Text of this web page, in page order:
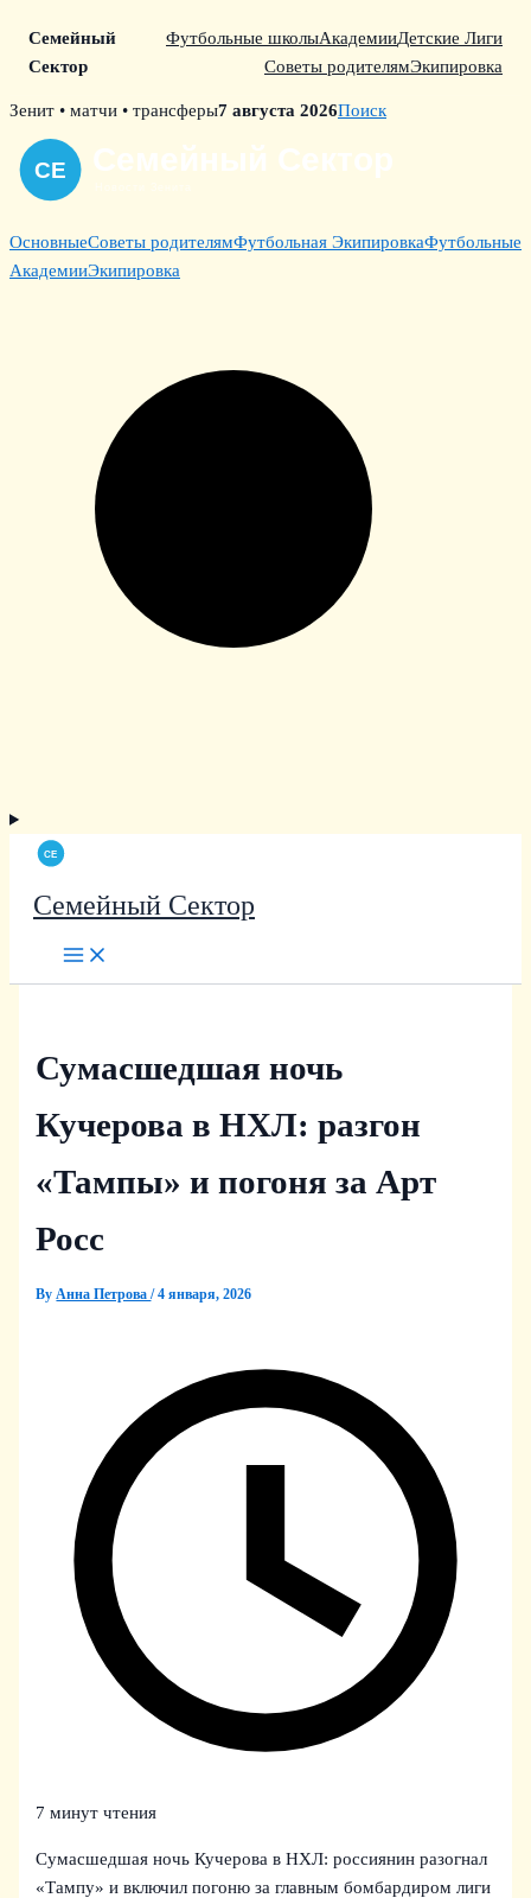
Семейный
Сектор
Футбольные школыАкадемииДетские Лиги
Советы родителямЭкипировка
Skip
content
Зенит • матчи • трансферы7 августа 2026Поиск
ОсновныеСоветы родителямФутбольная ЭкипировкаФутбольные
АкадемииЭкипировка
Семейный Сектор
Сумасшедшая ночь
Кучерова в НХЛ: разгон
«Тампы» и погоня за Арт
Росс
ByАнна Петрова/4 января, 2026
7 минут чтения
Сумасшедшая ночь Кучерова в НХЛ: россиянин разогнал
«Тампу» и включил погоню за главным бомбардиром лиги